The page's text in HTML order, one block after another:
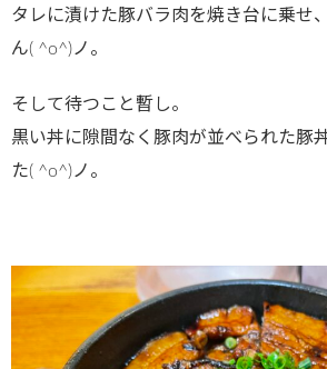
タレに漬けた豚バラ肉を焼き台に乗せ
ん( ^o^)ノ。
そして待つこと暫し。
黒い丼に隙間なく豚肉が並べられた豚
た( ^o^)ノ。